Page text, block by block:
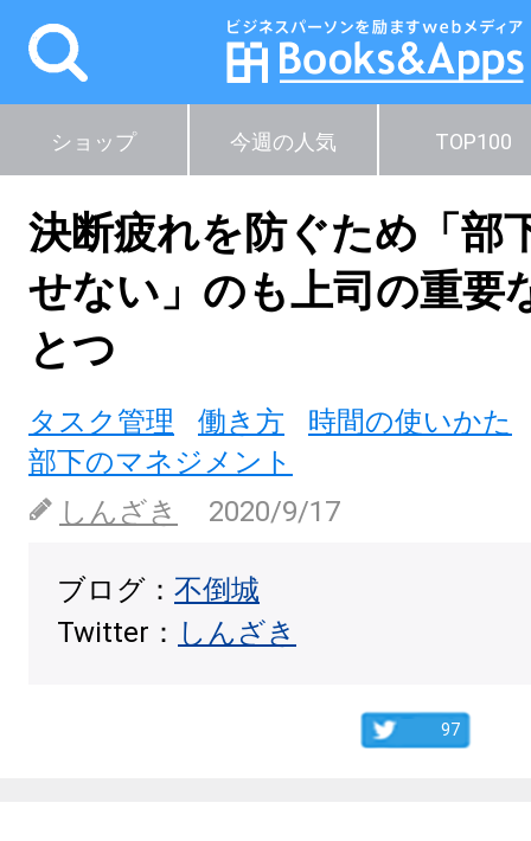
ショップ 今週の人気 TOP100
決断疲れを防ぐため「部
せない」のも上司の重要
とつ
タスク管理 働き方
時間の使いかた
部下のマネジメント
しんざき
2020/9/17
ブログ： 不倒城
Twitter： しんざき
97